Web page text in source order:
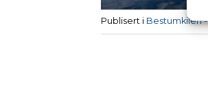
Publisert i Bestumkilen